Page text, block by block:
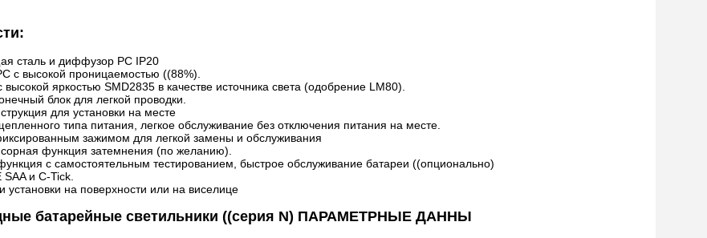
сталь и диффузор PC IP20
с высокой проницаемостью ((88%).
яркостью SMD2835 в качестве источника света (одобрение LM80).
блок для легкой проводки.
для установки на месте
типа питания, легкое обслуживание без отключения питания на месте.
зажимом для легкой замены и обслуживания
функция затемнения (по желанию).
с самостоятельным тестированием, быстрое обслуживание батареи ((опционально)
и C-Tick.
установки на поверхности или на виселице
батарейные светильники ((серия N) ПАРАМЕТРНЫЕ ДАННЫ